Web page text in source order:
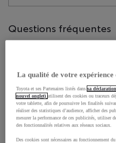
dans
contenu.
Questions fréquentes
Qu'est ce que l'offre
Ma batterie s'est
prolongée
J’ai acheté un véhicule
comment le faire
La qualité de votre expérience
Toyota et ses Partenaires listés danssa
nouvel onglet) utilisent des cookies ou traceurs
votre tablette, afin de poursuivre les finalités
réaliser des statistiques d’audience, afficher des
mesurer la performance de ces publicités, utiliser
des fonctionnalités relatives aux réseaux sociaux.
Des cookies sont nécessaires au fonctionnement